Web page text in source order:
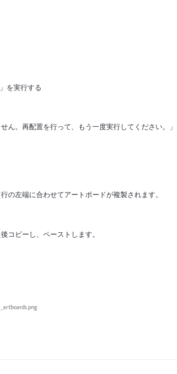
を実行する
ん。再配置を行って、もう一度実行してください。」
の左端に合わせてアートボードが複製されます。
コピーし、ペーストします。